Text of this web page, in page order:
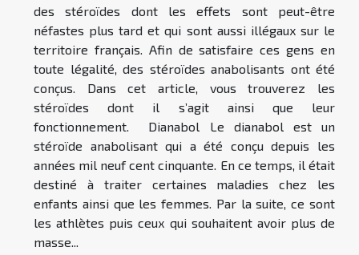
des stéroïdes dont les effets sont peut-être
néfastes plus tard et qui sont aussi illégaux sur le
territoire français. Afin de satisfaire ces gens en
toute légalité, des stéroïdes anabolisants ont été
conçus. Dans cet article, vous trouverez les
stéroïdes dont il s’agit ainsi que leur
fonctionnement. Dianabol Le dianabol est un
stéroïde anabolisant qui a été conçu depuis les
années mil neuf cent cinquante. En ce temps, il était
destiné à traiter certaines maladies chez les
enfants ainsi que les femmes. Par la suite, ce sont
les athlètes puis ceux qui souhaitent avoir plus de
masse...